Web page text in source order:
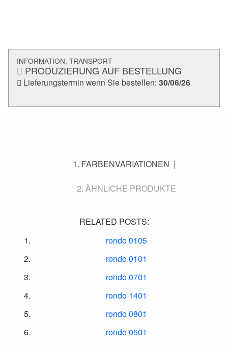
INFORMATION, TRANSPORT
PRODUZIERUNG AUF BESTELLUNG
Lieferungstermin wenn Sie bestellen: 30/06/26
FARBENVARIATIONEN
ÄHNLICHE PRODUKTE
RELATED POSTS:
rondo 0105
rondo 0101
rondo 0701
rondo 1401
rondo 0801
rondo 0501